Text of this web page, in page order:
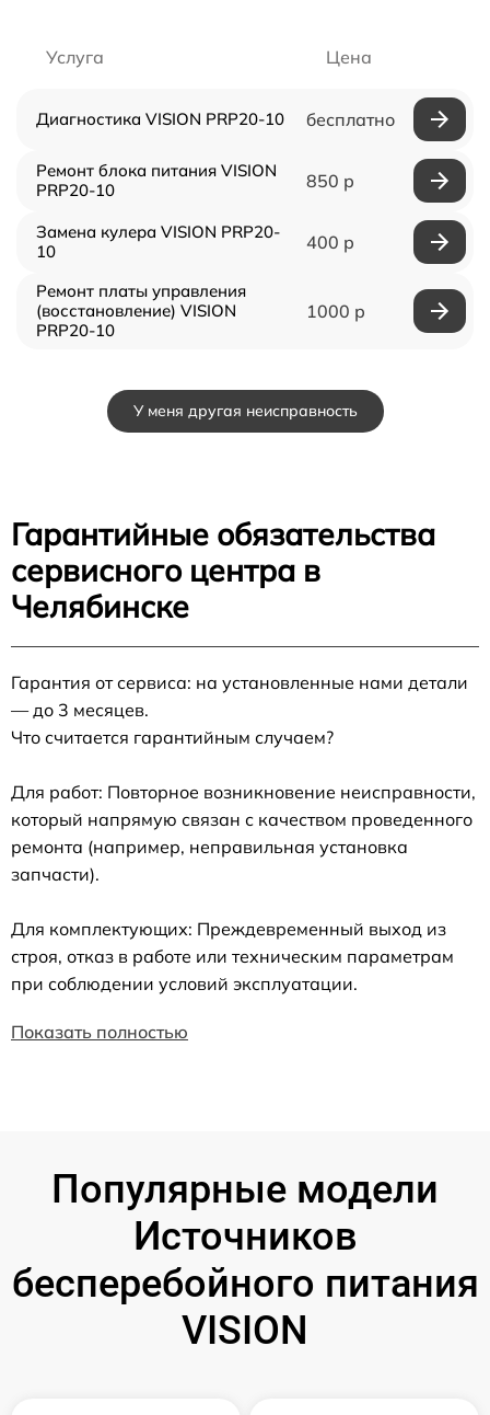
Услуга Цена
Диагностика VISION PRP20-10 бесплатно
Ремонт блока питания VISION
PRP20-10
850 р
Замена кулера VISION PRP20-
10
400 р
Ремонт платы управления
(восстановление) VISION
PRP20-10
1000 р
У меня другая неисправность
Гарантийные обязательства
сервисного центра в
Челябинске
Гарантия от сервиса: на установленные нами детали
— до 3 месяцев.
Что считается гарантийным случаем?
Для работ: Повторное возникновение неисправности,
который напрямую связан с качеством проведенного
ремонта (например, неправильная установка
запчасти).
Для комплектующих: Преждевременный выход из
строя, отказ в работе или техническим параметрам
при соблюдении условий эксплуатации.
Показать полностью
Популярные модели
Источников
бесперебойного питания
VISION